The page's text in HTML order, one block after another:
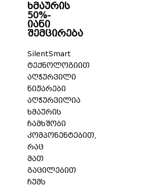
ხმაურის
50%-
იანი
შემცირება
SilentSmart
ტექნოლოგიით
აღჭურვილი
ნიჟარები
აღჭურვილია
ხმაურის
ჩამხშობი
კომპონენტებით,
რაც
მათ
გაცილებით
ჩუმს